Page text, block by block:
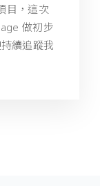
目，這次
做初步
續追蹤我